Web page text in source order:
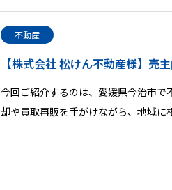
不動産
【株式会社 松けん不動産様】売
今回ご紹介するのは、愛媛県今治市で
却や買取再販を手がけながら、地域